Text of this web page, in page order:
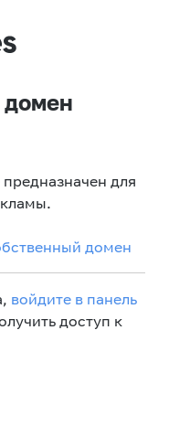
домен
для
домен
войдите в панель
доступ к